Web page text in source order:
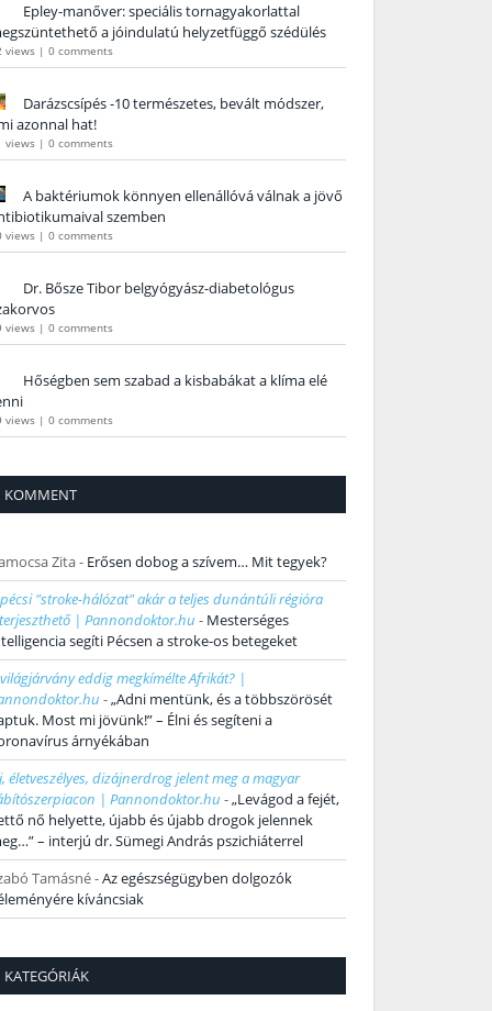
Epley-manőver: speciális tornagyakorlattal
a jóindulatú helyzetfüggő szédülés
views | 0 comments
Darázscsípés -10 természetes, bevált módszer,
azonnal hat!
views | 0 comments
A baktériumok könnyen ellenállóvá válnak a jövő
szemben
views | 0 comments
Dr. Bősze Tibor belgyógyász-diabetológus
views | 0 comments
Hőségben sem szabad a kisbabákat a klíma elé
views | 0 comments
KOMMENT
Zita- Erősen dobog a szívem… Mit tegyek?
"stroke-hálózat" akár a teljes dunántúli régióra
| Pannondoktor.hu - Mesterséges
segíti Pécsen a stroke-os betegeket
eddig megkímélte Afrikát? |
-„Adni mentünk, és a többszörösét
Most mi jövünk!” – Élni és segíteni a
árnyékában
életveszélyes, dizájnerdrog jelent meg a magyar
| Pannondoktor.hu -„Levágod a fejét,
nő helyette, újabb és újabb drogok jelennek
– interjú dr. Sümegi András pszichiáterrel
Tamásné-Az egészségügyben dolgozók
kíváncsiak
KATEGÓRIÁK